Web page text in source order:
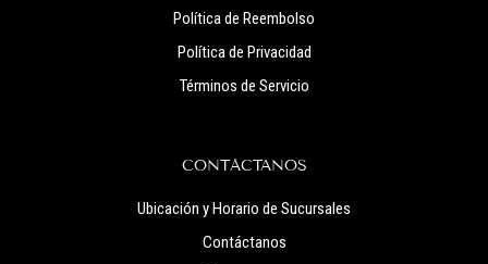
Política de Reembolso
Política de Privacidad
Términos de Servicio
CONTÁCTANOS
Ubicación y Horario de Sucursales
Contáctanos